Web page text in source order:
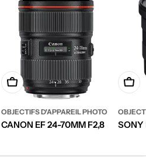
devis
Ajouter à votre demande de
OBJECTIFS D'APPAREIL PHOTO
CANON EF 24-70MM F2,8 SONY